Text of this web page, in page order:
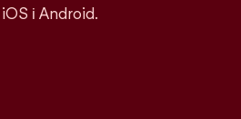
і Android.